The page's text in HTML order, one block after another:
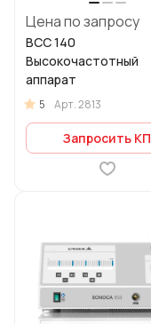
Цена по запросу
BCC 140
Высокочастотный
аппарат
5 Арт.2813
Запросить КП